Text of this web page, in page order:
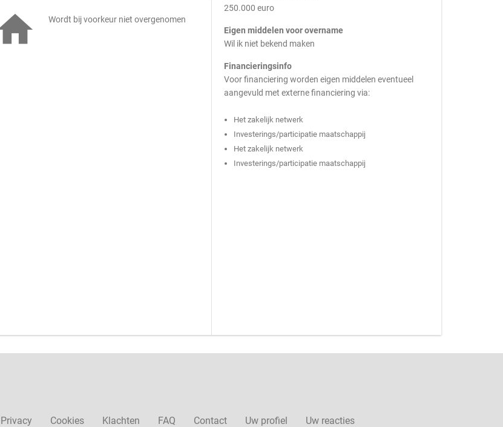
Wordt bij voorkeur niet overgenomen
250.000 euro
Eigen middelen voor overname
Wil ik niet bekend maken
Financieringsinfo
Voor financiering worden eigen middelen eventueel
aangevuld met externe financiering via:
Het zakelijk netwerk
Investerings/participatie maatschappij
Het zakelijk netwerk
Investerings/participatie maatschappij
Privacy Cookies Klachten FAQ Contact Uw profiel Uw reacties